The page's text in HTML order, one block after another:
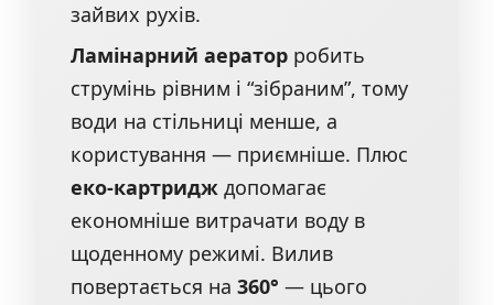
зайвих рухів.
Ламінарний аератор робить
струмінь рівним і “зібраним”, тому
води на стільниці менше, а
користування — приємніше. Плюс
еко-картридж допомагає
економніше витрачати воду в
щоденному режимі. Вилив
повертається на 360° — цього